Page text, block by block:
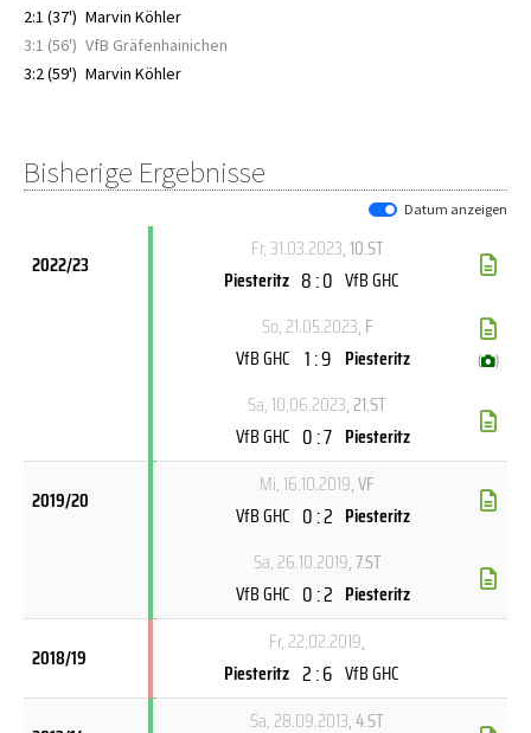
2:1 (37') Marvin Köhler
3:1 (56') VfB Gräfenhainichen
3:2 (59') Marvin Köhler
Bisherige Ergebnisse
Datum anzeigen
2022/23
Fr, 31.03.2023, 10.ST
Piesteritz 8 : 0 VfB GHC
So, 21.05.2023, F
VfB GHC 1 : 9 Piesteritz ( )
Sa, 10.06.2023, 21.ST
VfB GHC 0 : 7 Piesteritz
2019/20
Mi, 16.10.2019, VF
VfB GHC 0 : 2 Piesteritz
Sa, 26.10.2019, 7.ST
VfB GHC 0 : 2 Piesteritz
2018/19
Fr, 22.02.2019,
Piesteritz 2 : 6 VfB GHC
Sa, 28.09.2013, 4.ST